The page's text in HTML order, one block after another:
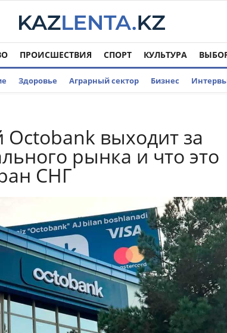
ПРОИСШЕСТВИЯ СПОРТ КУЛЬТУРА
Здоровье Аграрный сектор Бизнес
Octobank выходит за
рынка и что это
СНГ